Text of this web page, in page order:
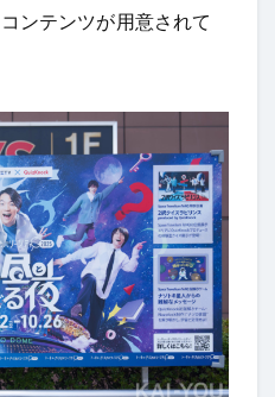
ンテンツが用意されて